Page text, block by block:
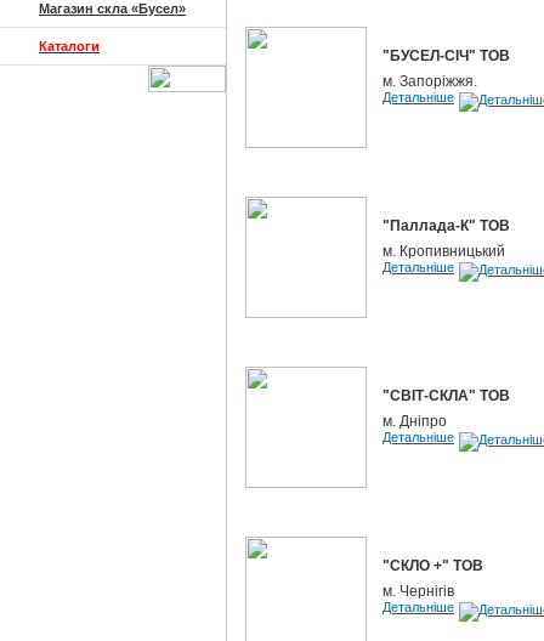
Магазин скла «Бусел»
Каталоги
"БУСЕЛ-СІЧ" ТОВ
м. Запоріжжя.
Детальніше
"Паллада-К" ТОВ
м. Кропивницький
Детальніше
"СВІТ-СКЛА" ТОВ
м. Дніпро
Детальніше
"СКЛО +" ТОВ
м. Чернігів
Детальніше